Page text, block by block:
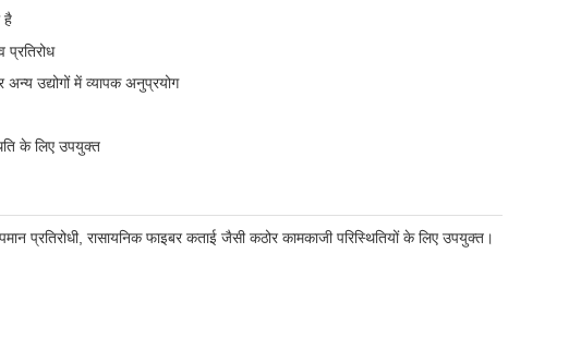
है
उद्योगों में व्यापक अनुप्रयोग
के लिए उपयुक्त
प्रतिरोधी, रासायनिक फाइबर कताई जैसी कठोर कामकाजी परिस्थितियों के लिए उपयुक्त।